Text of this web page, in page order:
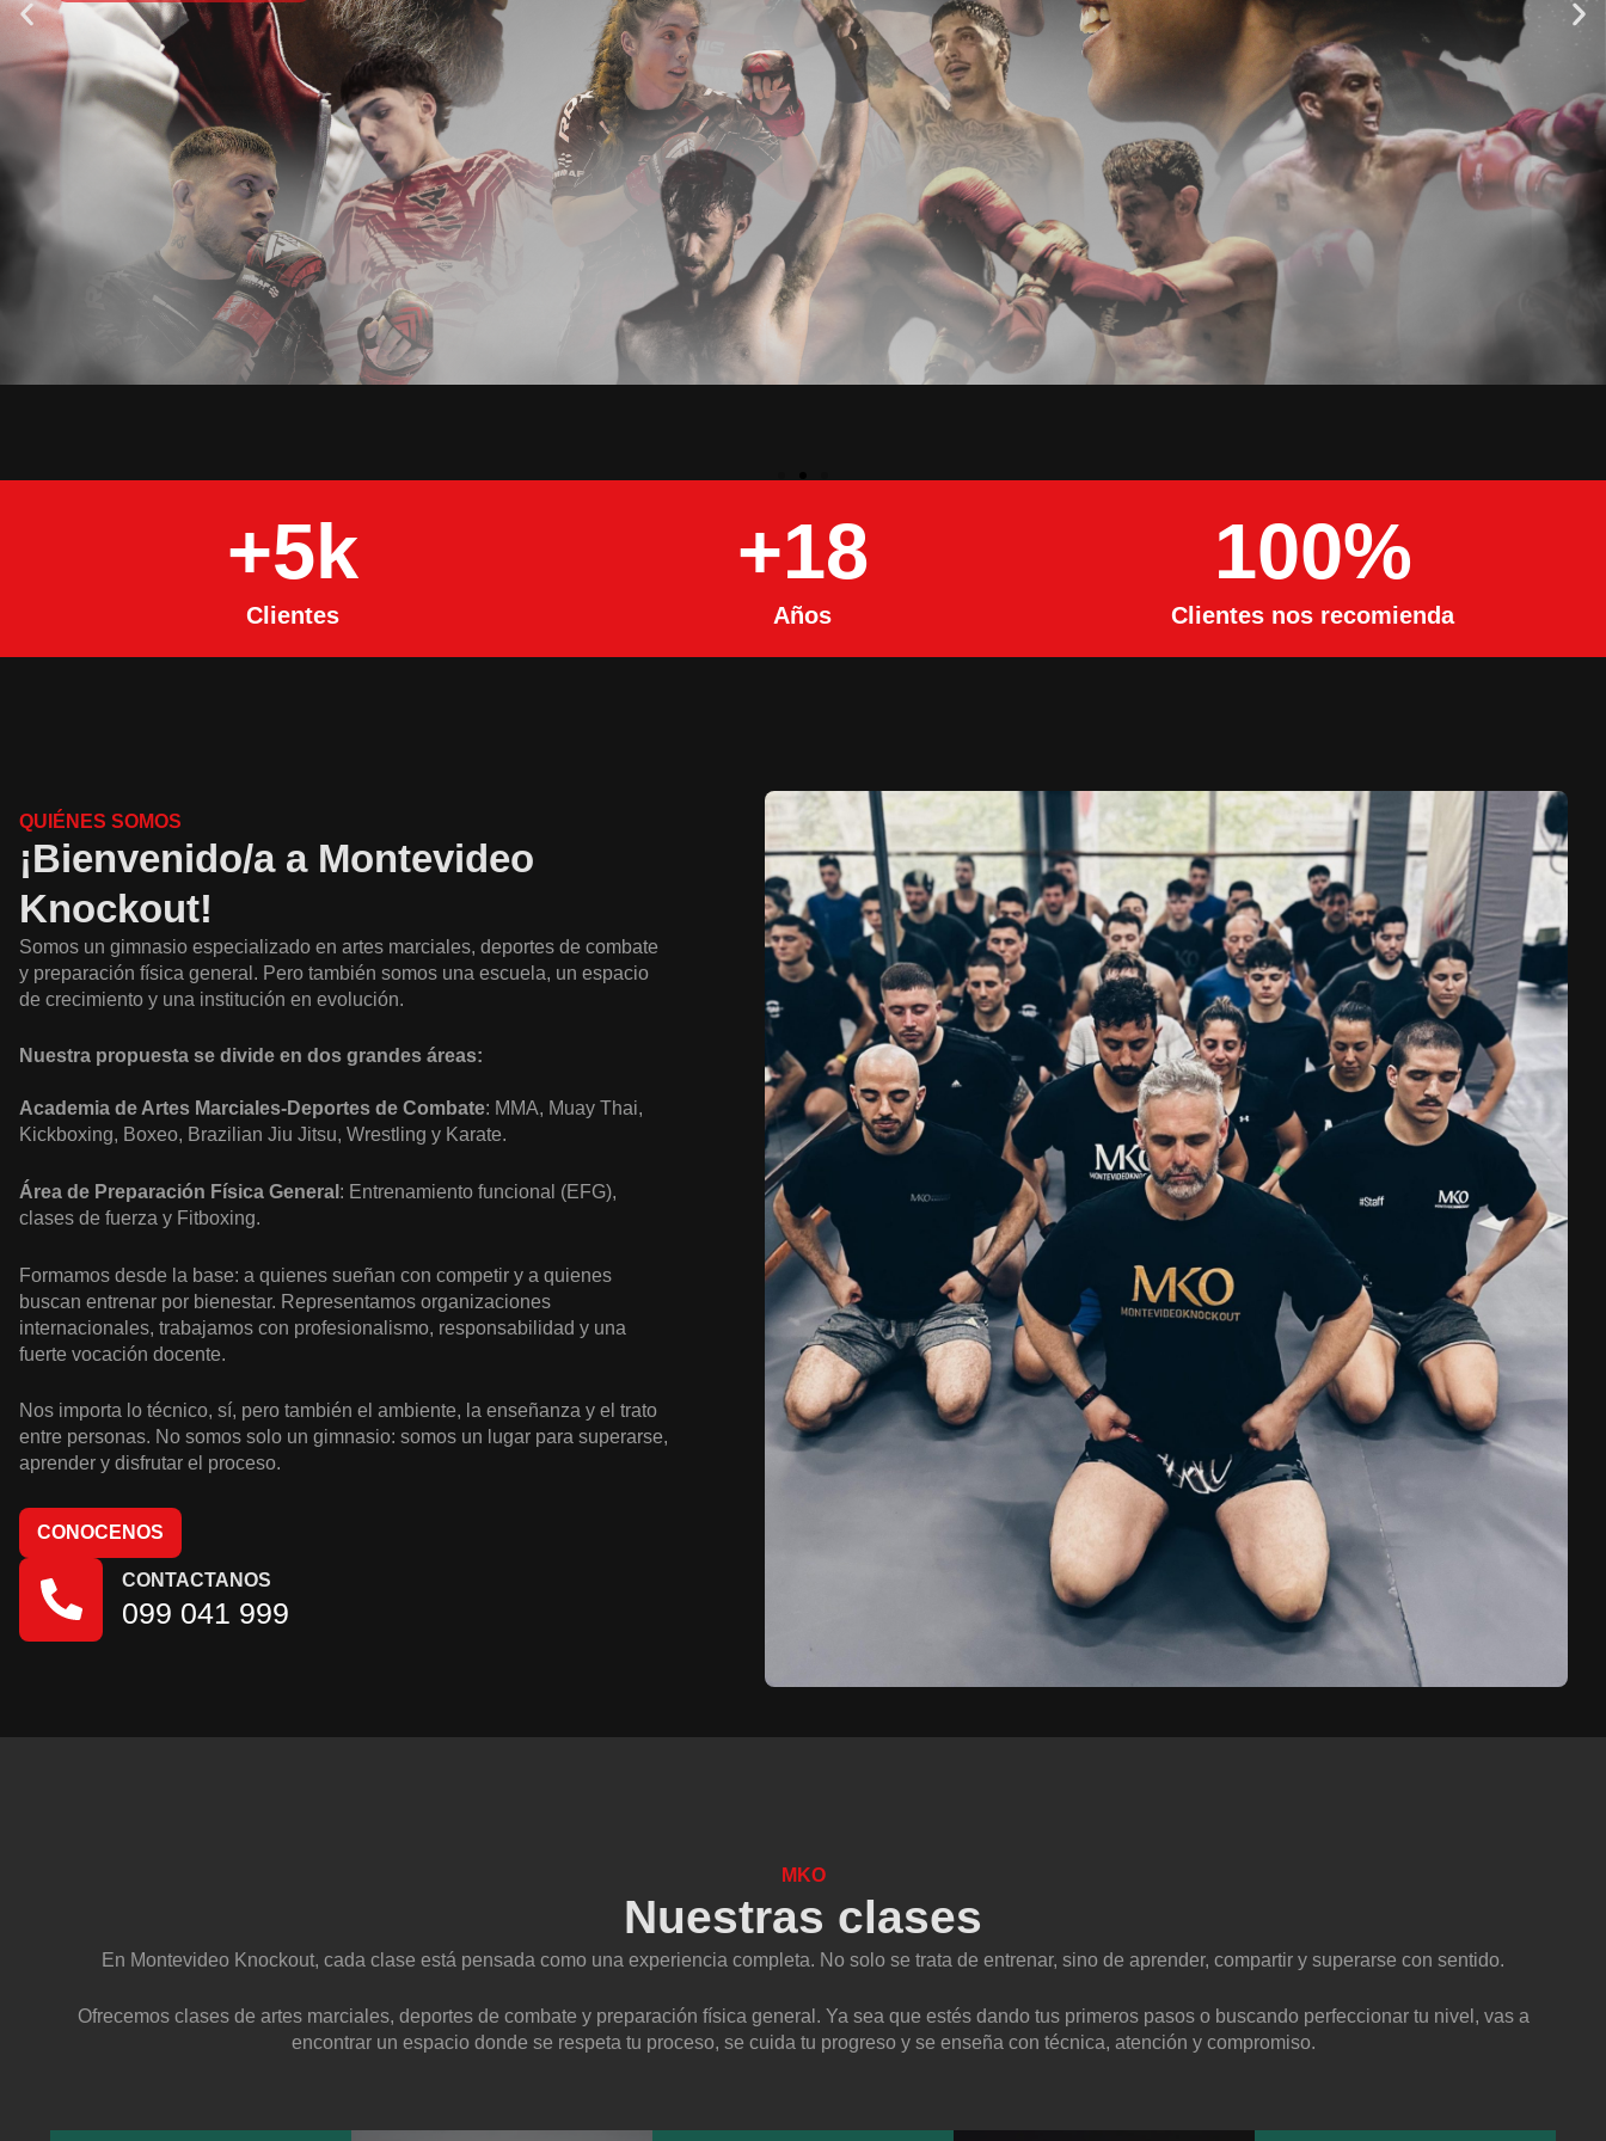
Clientes
+5k
Años
+18
Clientes nos recomienda
100%
QUIÉNES SOMOS
¡Bienvenido/a a Montevideo
Knockout!
Somos un gimnasio especializado en artes marciales, deportes de combate
y preparación física general. Pero también somos una escuela, un espacio
de crecimiento y una institución en evolución.
Nuestra propuesta se divide en dos grandes áreas:
Academia de Artes Marciales-Deportes de Combate: MMA, Muay Thai,
Kickboxing, Boxeo, Brazilian Jiu Jitsu, Wrestling y Karate.
Área de Preparación Física General : Entrenamiento funcional (EFG),
clases de fuerza y Fitboxing.
Formamos desde la base: a quienes sueñan con competir y a quienes
buscan entrenar por bienestar. Representamos organizaciones
internacionales, trabajamos con profesionalismo, responsabilidad y una
fuerte vocación docente.
Nos importa lo técnico, sí, pero también el ambiente, la enseñanza y el trato
entre personas. No somos solo un gimnasio: somos un lugar para superarse,
aprender y disfrutar el proceso.
CONOCENOS
CONTACTANOS
099 041 999
MKO
Nuestras clases
En Montevideo Knockout, cada clase está pensada como una experiencia completa. No solo se trata de entrenar, sino de aprender, compartir y superarse con sentido.
Ofrecemos clases de artes marciales, deportes de combate y preparación física general. Ya sea que estés dando tus primeros pasos o buscando perfeccionar tu nivel, vas a
encontrar un espacio donde se respeta tu proceso, se cuida tu progreso y se enseña con técnica, atención y compromiso.